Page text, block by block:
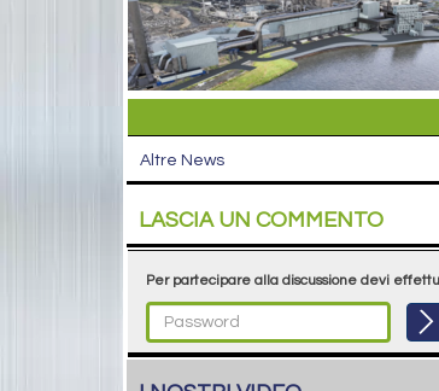
Altre News
LASCIA UN COMMENTO
Per partecipare alla discussione devi